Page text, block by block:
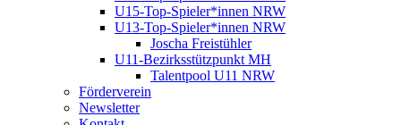
U15-Top-Spieler*innen NRW
U13-Top-Spieler*innen NRW
Joscha Freistühler
U11-Bezirksstützpunkt MH
Talentpool U11 NRW
Förderverein
Newsletter